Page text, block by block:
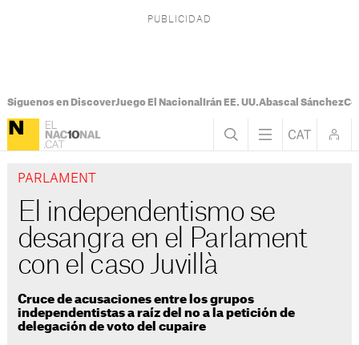
Síguenos en DiscoverJuego El Nacional Irán EE. UU.Abascal Sánchez
PARLAMENT
El independentismo se
desangra en el Parlament
con el caso Juvillà
Cruce de acusaciones entre los grupos
independentistas a raíz del no a la petición de
delegación de voto del cupaire